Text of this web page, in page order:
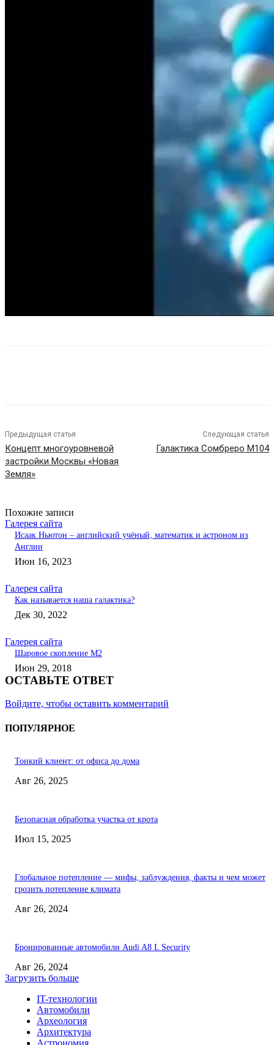
Предыдущая статья
Концепт многоуровневой
застройки Москвы «Новая
Земля»
Следующая статья
Галактика Сомбреро М104
Похожие записи
Галерея сайта
Исаак Ньютон – английский учёный, математик и астроном из
Англии
Июн 16, 2023
Галерея сайта
Как называется наша галактика?
Дек 30, 2022
Галерея сайта
Шаровое скопление М2
Июн 29, 2018
ОСТАВЬТЕ ОТВЕТ
Войдите, чтобы оставить комментарий
ПОПУЛЯРНОЕ
Тонкий клиент: от офиса до дома
Авг 26, 2025
Безопасная обработка участка от крота
Июл 15, 2025
Глобальное потепление — мифы, заблуждения, факты и чем может
грозить потепление климата
Авг 26, 2024
Бронированные автомобили Audi A8 L Security
Авг 26, 2024
Загрузить больше
IT-технологии
Автомобили
Археология
Архитектура
Астрономия